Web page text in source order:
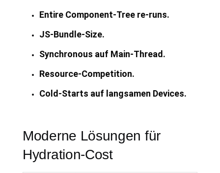
Entire Component-Tree re-runs.
JS-Bundle-Size.
Synchronous auf Main-Thread.
Resource-Competition.
Cold-Starts auf langsamen Devices.
Moderne Lösungen für
Hydration-Cost